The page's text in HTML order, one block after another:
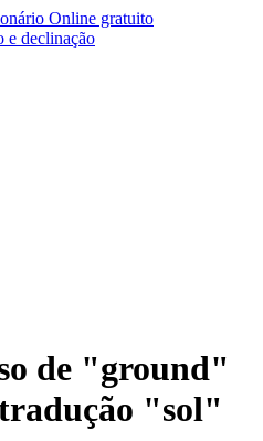
e declinação
de "ground"
"sol"